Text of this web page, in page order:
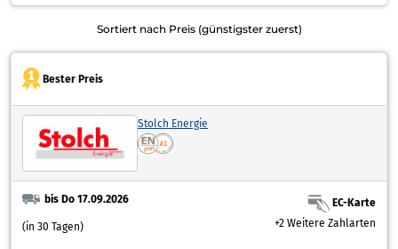
Sortiert nach Preis (günstigster zuerst)
Bester Preis
Stolch Energie
bis Do 17.09.2026
(in 30 Tagen)
EC-Karte
+2 Weitere Zahlarten